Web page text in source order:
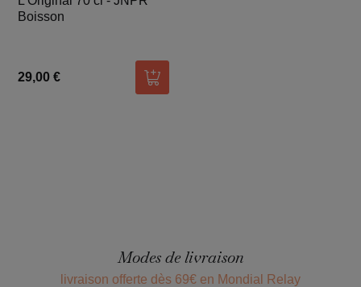
Boisson
29,00 € Ajouter au panier
Modes de livraison
livraison offerte dès 69€ en Mondial Relay